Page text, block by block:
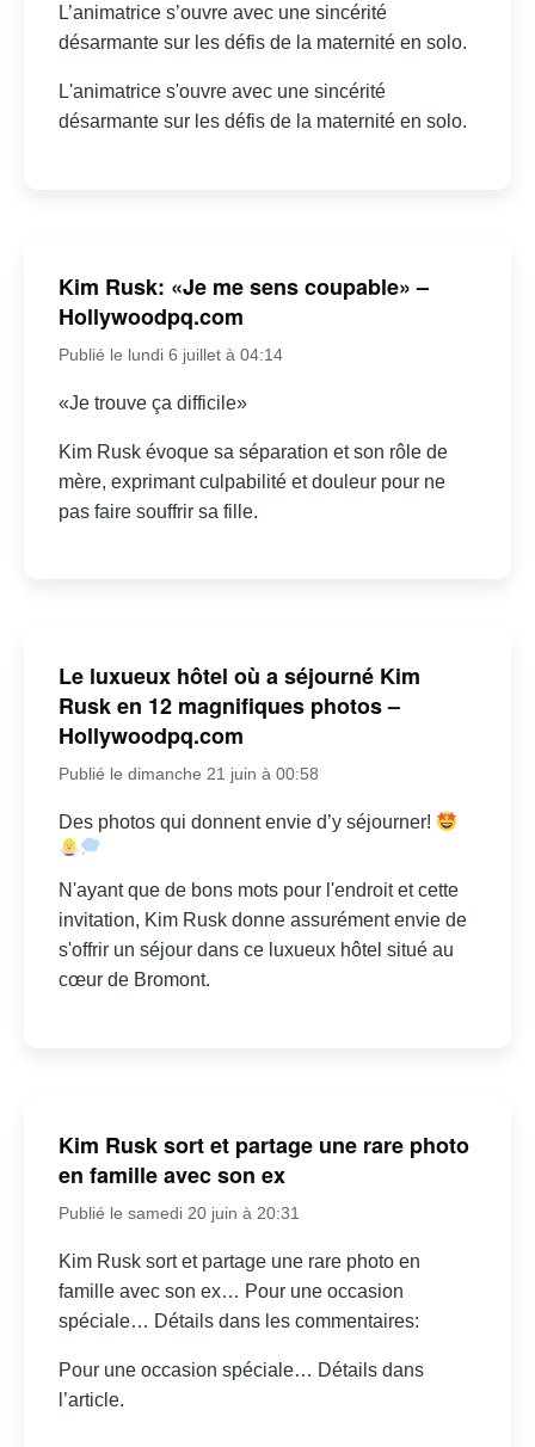
L’animatrice s’ouvre avec une sincérité
désarmante sur les défis de la maternité en solo.
L'animatrice s'ouvre avec une sincérité
désarmante sur les défis de la maternité en solo.
Kim Rusk: «Je me sens coupable» –
Hollywoodpq.com
Publié le lundi 6 juillet à 04:14
«Je trouve ça difficile»
Kim Rusk évoque sa séparation et son rôle de
mère, exprimant culpabilité et douleur pour ne
pas faire souffrir sa fille.
Le luxueux hôtel où a séjourné Kim
Rusk en 12 magnifiques photos –
Hollywoodpq.com
Publié le dimanche 21 juin à 00:58
Des photos qui donnent envie d’y séjourner!
N'ayant que de bons mots pour l'endroit et cette
invitation, Kim Rusk donne assurément envie de
s'offrir un séjour dans ce luxueux hôtel situé au
cœur de Bromont.
Kim Rusk sort et partage une rare photo
en famille avec son ex
Publié le samedi 20 juin à 20:31
Kim Rusk sort et partage une rare photo en
famille avec son ex… Pour une occasion
spéciale… Détails dans les commentaires:
Pour une occasion spéciale… Détails dans
l’article.